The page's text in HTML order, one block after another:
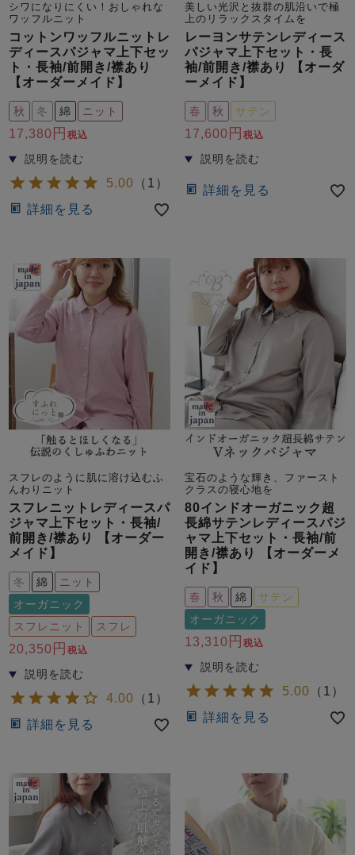
ガールズ 上着
単品
ズボ
ン単品
ボーイズ 上着
単品
ボーイズ
ン単品
売れ筋ランキング
- Item Ranking -
新着商品
すべてのデザインのパジャマ一覧はこちら
シワになりにくい！おしゃれな
ワッフルニット
コットンワッフルニットレ
ディースパジャマ上下セッ
ト・長袖/前開き/襟あり
【オーダーメイド】
秋 冬 綿 ニット
17,380 税込
5.00 （ 1 ）
詳細を見る
美しい光沢と抜群の肌沿いで極
上のリラックスタイムを
レーヨンサテンレディース
パジャマ上下セット・長
袖/前開き/襟あり 【オーダ
ーメイド】
春 秋 サテン
17,600 税込
詳細を見る
スフレのように肌に溶け込むふ
んわりニット
スフレニットレディースパ
ジャマ上下セット・長袖/
前開き/襟あり 【オーダー
メイド】
冬 綿
ニット
オーガニック
スフレニット
スフレ
20,350 税込
4.00 （ 1 ）
詳細を見る
宝石のような輝き、ファースト
クラスの寝心地を
80インドオーガニック超
長綿サテンレディースパジ
ャマ上下セット・長袖/前
開き/襟あり 【オーダーメ
イド】
春 秋 綿
サテン
オーガニック
13,310 税込
5.00 （ 1 ）
詳細を見る